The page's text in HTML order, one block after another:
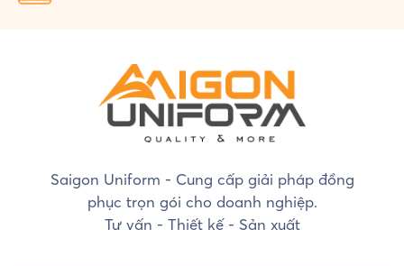
Saigon Uniform - Cung cấp giải pháp đồng
phục trọn gói cho doanh nghiệp.
Tư vấn - Thiết kế - Sản xuất